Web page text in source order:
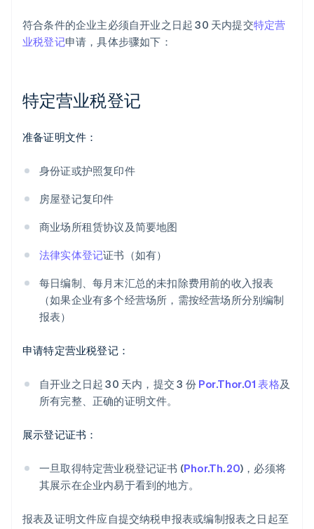
符合条件的企业主必须自开业之日起 30 天内提交特定营
业税登记申请，具体步骤如下：
特定营业税登记
准备证明文件：
身份证或护照复印件
房屋登记复印件
商业场所租赁协议及简要地图
法律实体登记证书（如有）
每日编制、每月末汇总的未扣除费用前的收入报表
（如果企业有多个经营场所，需按经营场所分别编制
报表）
申请特定营业税登记：
自开业之日起 30 天内，提交 3 份 Por.Thor.01 表格及
所有完整、正确的证明文件。
展示登记证书：
一旦取得特定营业税登记证书 (Phor.Th.20)，必须将
其展示在企业内易于看到的地方。
报表及证明文件应自提交纳税申报表或编制报表之日起至